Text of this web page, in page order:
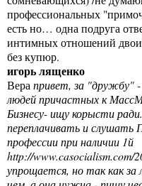
профессиональных
есть но… одна подруга
интимных отношений
без купюр.
игорь лященко
Вера привет, за "дружбу" -
людей причастных к
Бизнесу- ищу корысти
переплачивать и слушать
профессии при наличии 1й
http://www.casocialism.com/
упрощается, но так как за